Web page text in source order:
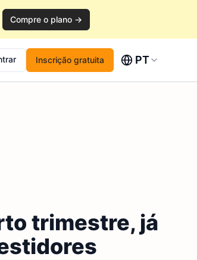
Compre o plano →
Inscrição gratuita PT
trimestre, já